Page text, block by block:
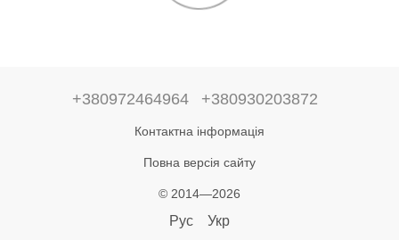
+380972464964 +380930203872
Контактна інформація
Повна версія сайту
© 2014—2026
Рус Укр